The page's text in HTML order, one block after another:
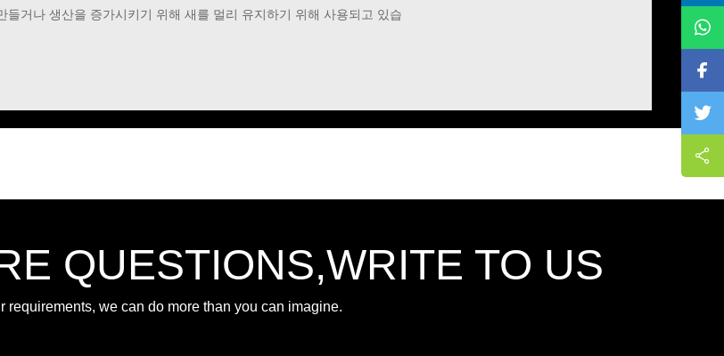
거나 생산을 증가시키기 위해 새를 멀리 유지하기 위해 사용되고 있습
QUESTIONS,WRITE TO US
requirements, we can do more than you can imagine.